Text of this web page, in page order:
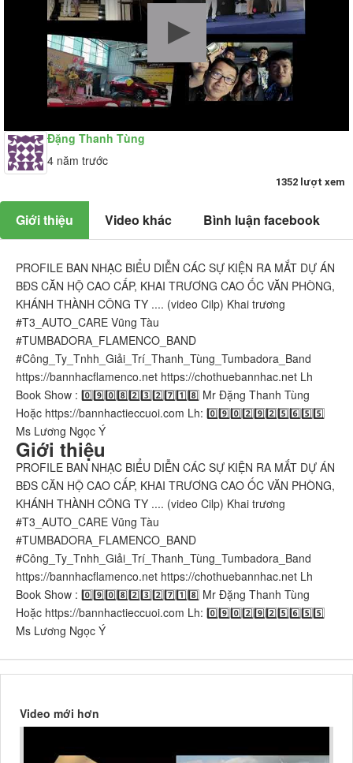
Đặng Thanh Tùng
4 năm trước
1352 lượt xem
Giới thiệu Video khác Bình luận facebook
PROFILE BAN NHẠC BIỂU DIỄN CÁC SỰ KIỆN RA MẮT DỰ ÁN
BĐS CĂN HỘ CAO CẤP, KHAI TRƯƠNG CAO ỐC VĂN PHÒNG,
KHÁNH THÀNH CÔNG TY .... (video Cilp) Khai trương
#T3_AUTO_CARE Vũng Tàu
#TUMBADORA_FLAMENCO_BAND​​​​
#Công_Ty_Tnhh_Giải_Trí_Thanh_Tùng_Tumbadora_Band​​​​
https://bannhacflamenco.net​​​​ https://chothuebannhac.net​​​​ Lh
Book Show : 0️⃣9️⃣0️⃣8️⃣2️⃣3️⃣2️⃣7️⃣1️⃣8️⃣ Mr Đặng Thanh Tùng
Hoặc https://bannhactieccuoi.com​​​​ Lh: 0️⃣9️⃣0️⃣2️⃣9️⃣2️⃣5️⃣6️⃣5️⃣5️⃣
Ms Lương Ngọc Ý
Giới thiệu
PROFILE BAN NHẠC BIỂU DIỄN CÁC SỰ KIỆN RA MẮT DỰ ÁN
BĐS CĂN HỘ CAO CẤP, KHAI TRƯƠNG CAO ỐC VĂN PHÒNG,
KHÁNH THÀNH CÔNG TY .... (video Cilp) Khai trương
#T3_AUTO_CARE Vũng Tàu
#TUMBADORA_FLAMENCO_BAND​​​​
#Công_Ty_Tnhh_Giải_Trí_Thanh_Tùng_Tumbadora_Band​​​​
https://bannhacflamenco.net​​​​ https://chothuebannhac.net​​​​ Lh
Book Show : 0️⃣9️⃣0️⃣8️⃣2️⃣3️⃣2️⃣7️⃣1️⃣8️⃣ Mr Đặng Thanh Tùng
Hoặc https://bannhactieccuoi.com​​​​ Lh: 0️⃣9️⃣0️⃣2️⃣9️⃣2️⃣5️⃣6️⃣5️⃣5️⃣
Ms Lương Ngọc Ý
Video mới hơn